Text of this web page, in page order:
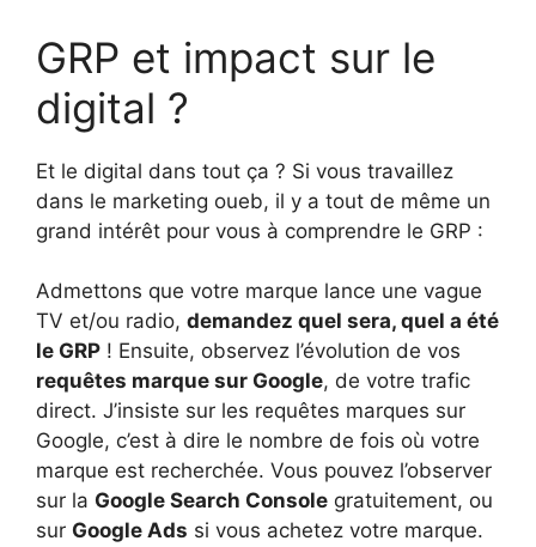
GRP et impact sur le
digital ?
Et le digital dans tout ça ? Si vous travaillez
dans le marketing oueb, il y a tout de même un
grand intérêt pour vous à comprendre le GRP :
Admettons que votre marque lance une vague
TV et/ou radio, demandez quel sera, quel a été
le GRP ! Ensuite, observez l’évolution de vos
requêtes marque sur Google, de votre trafic
direct. J’insiste sur les requêtes marques sur
Google, c’est à dire le nombre de fois où votre
marque est recherchée. Vous pouvez l’observer
sur la Google Search Console gratuitement, ou
sur Google Ads si vous achetez votre marque.